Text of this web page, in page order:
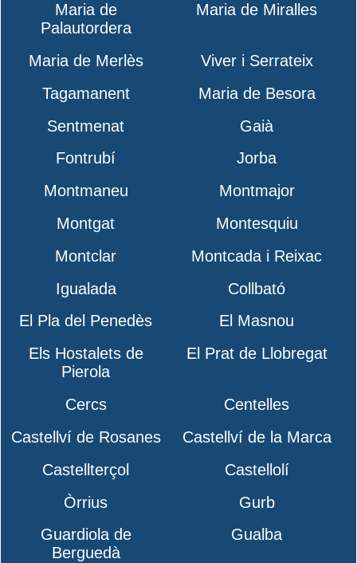
Maria de
Palautordera
Maria de Miralles
Maria de Merlès
Viver i Serrateix
Tagamanent
Maria de Besora
Sentmenat
Gaià
Fontrubí
Jorba
Montmaneu
Montmajor
Montgat
Montesquiu
Montclar
Montcada i Reixac
Igualada
Collbató
El Pla del Penedès
El Masnou
Els Hostalets de
Pierola
El Prat de Llobregat
Cercs
Centelles
Castellví de Rosanes
Castellví de la Marca
Castellterçol
Castellolí
Òrrius
Gurb
Guardiola de
Berguedà
Gualba